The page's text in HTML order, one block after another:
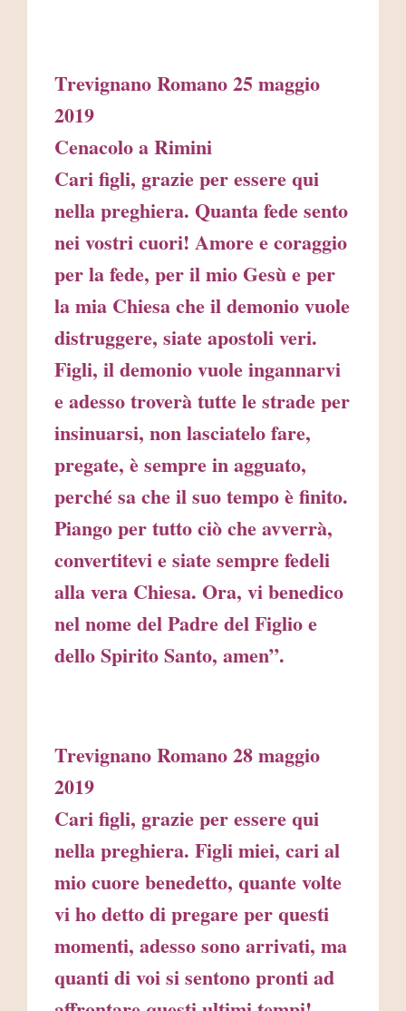
Trevignano Romano 25 maggio
2019
Cenacolo a Rimini
Cari figli, grazie per essere qui
nella preghiera. Quanta fede sento
nei vostri cuori! Amore e coraggio
per la fede, per il mio Gesù e per
la mia Chiesa che il demonio vuole
distruggere, siate apostoli veri.
Figli, il demonio vuole ingannarvi
e adesso troverà tutte le strade per
insinuarsi, non lasciatelo fare,
pregate, è sempre in agguato,
perché sa che il suo tempo è finito.
Piango per tutto ciò che avverrà,
convertitevi e siate sempre fedeli
alla vera Chiesa. Ora, vi benedico
nel nome del Padre del Figlio e
dello Spirito Santo, amen”.
Trevignano Romano 28 maggio
2019
Cari figli, grazie per essere qui
nella preghiera. Figli miei, cari al
mio cuore benedetto, quante volte
vi ho detto di pregare per questi
momenti, adesso sono arrivati, ma
quanti di voi si sentono pronti ad